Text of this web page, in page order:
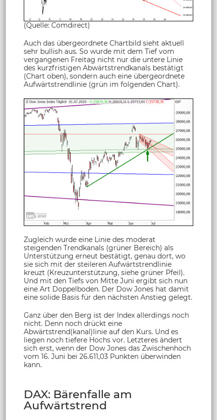
(Quelle: Comdirect)
Auch das übergeordnete Chartbild sieht aktuell
sehr bullish aus. So wurde mit dem Tief vom
vergangenen Freitag nicht nur die untere Linie
des kurzfristigen Abwärtstrendkanals bestätigt
(Chart oben), sondern auch eine übergeordnete
Aufwärtstrendlinie (grün im folgenden Chart).
Zugleich wurde eine Linie des moderat
steigenden Trendkanals (grüner Bereich) als
Unterstützung erneut bestätigt, genau dort, wo
sie sich mit der steileren Aufwärtstrendlinie
kreuzt (Kreuzunterstützung, siehe grüner Pfeil).
Und mit den Tiefs von Mitte Juni ergibt sich nun
eine Art Doppelboden. Der Dow Jones hat damit
eine solide Basis für den nächsten Anstieg gelegt.
Ganz über den Berg ist der Index allerdings noch
nicht. Denn noch drückt eine
Abwärtstrend(kanal)linie auf den Kurs. Und es
liegen noch tiefere Hochs vor. Letzteres ändert
sich erst, wenn der Dow Jones das Zwischenhoch
vom 16. Juni bei 26.611,03 Punkten überwinden
kann.
DAX: Bärenfalle am
Aufwärtstrend